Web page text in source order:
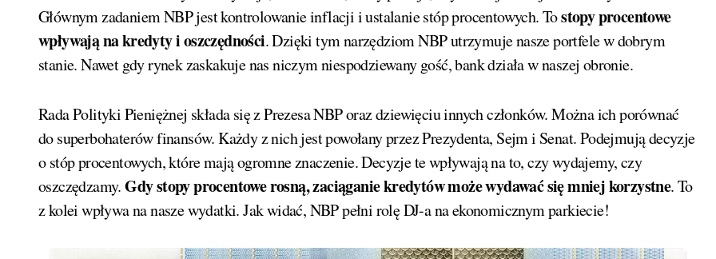
Głównym zadaniem NBP jest kontrolowanie inflacji i ustalanie stóp procentowych. Tostopy procentowe
wpływają na kredyty i oszczędności. Dzięki tym narzędziom NBP utrzymuje nasze portfele w dobrym
stanie. Nawet gdy rynek zaskakuje nas niczym niespodziewany gość, bank działa w naszej obronie.
Rada Polityki Pieniężnej składa się z Prezesa NBP oraz dziewięciu innych członków. Można ich porównać
do superbohaterów finansów. Każdy z nich jest powołany przez Prezydenta, Sejm i Senat. Podejmują decyzje
o stóp procentowych, które mają ogromne znaczenie. Decyzje te wpływają na to, czy wydajemy, czy
oszczędzamy.Gdy stopy procentowe rosną, zaciąganie kredytów może wydawać się mniej korzystne. To
z kolei wpływa na nasze wydatki. Jak widać, NBP pełni rolę DJ-a na ekonomicznym parkiecie!